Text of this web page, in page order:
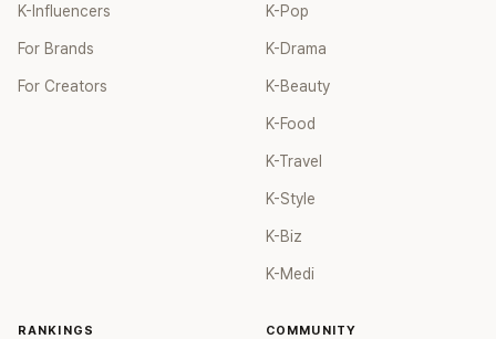
K-Influencers
For Brands
For Creators
K-Pop
K-Drama
K-Beauty
K-Food
K-Travel
K-Style
K-Biz
K-Medi
RANKINGS COMMUNITY